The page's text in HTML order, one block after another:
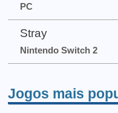
PC
Stray
Nintendo Switch 2
Jogos mais